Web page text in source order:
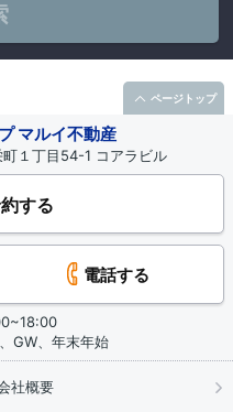
マルイ不動産
１丁目54-1 コアラビル
する
電話する
GW、年末年始
社概要
ページトップ